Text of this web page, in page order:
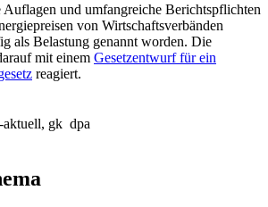
und umfangreiche Berichtspflichten
von Wirtschaftsverbänden
als Belastung genannt worden. Die
mit einem Gesetzentwurf für ein
reagiert.
aktuell, gk dpa